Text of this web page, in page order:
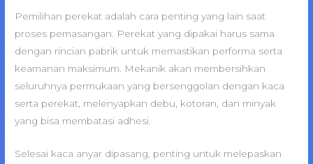
Pemilihan perekat adalah cara penting yang lain saat
proses pemasangan. Perekat yang dipakai harus sama
dengan rincian pabrik untuk memastikan performa serta
keamanan maksimum. Mekanik akan membersihkan
seluruhnya permukaan yang bersenggolan dengan kaca
serta perekat, melenyapkan debu, kotoran, dan minyak
yang bisa membatasi adhesi.
Selesai kaca anyar dipasang, penting untuk melepaskan